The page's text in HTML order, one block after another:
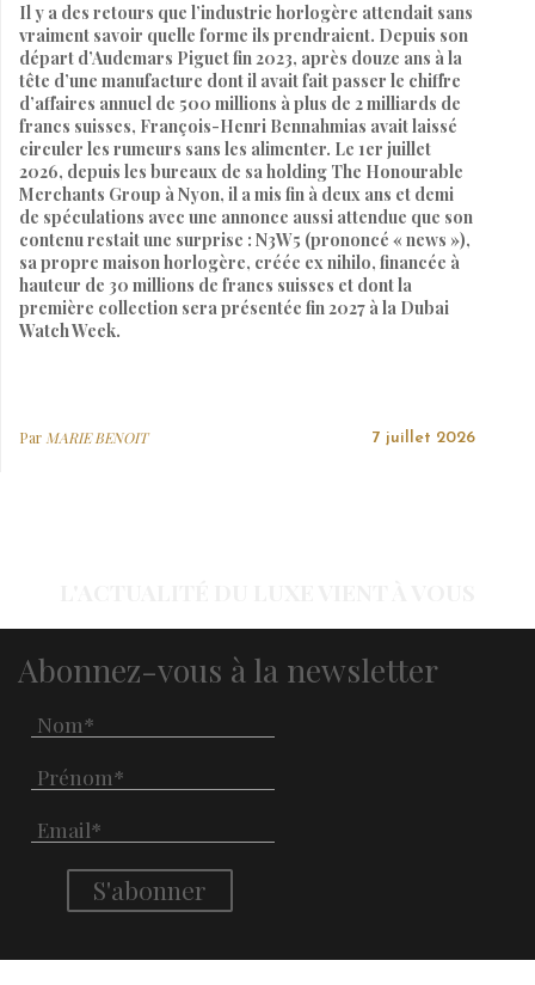
Il y a des retours que l’industrie horlogère attendait sans
vraiment savoir quelle forme ils prendraient. Depuis son
départ d’Audemars Piguet fin 2023, après douze ans à la
tête d’une manufacture dont il avait fait passer le chiffre
d’affaires annuel de 500 millions à plus de 2 milliards de
francs suisses, François-Henri Bennahmias avait laissé
circuler les rumeurs sans les alimenter. Le 1er juillet
2026, depuis les bureaux de sa holding The Honourable
Merchants Group à Nyon, il a mis fin à deux ans et demi
de spéculations avec une annonce aussi attendue que son
contenu restait une surprise : N3W5 (prononcé « news »),
sa propre maison horlogère, créée ex nihilo, financée à
hauteur de 30 millions de francs suisses et dont la
première collection sera présentée fin 2027 à la Dubai
Watch Week.
Par MARIE BENOIT 7 juillet 2026
Abonnez-vous à la newsletter